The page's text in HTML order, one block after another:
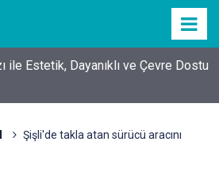
ile Estetik, Dayanıklı ve Çevre Dostu
Şişli'de takla atan sürücü aracını